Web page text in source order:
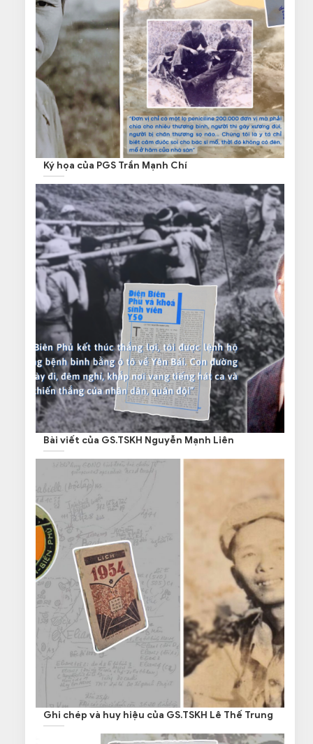
Ký họa của PGS Trần Mạnh Chí
Bài viết của GS.TSKH Nguyễn Mạnh Liên
Ghi chép và huy hiệu của GS.TSKH Lê Thế Trung